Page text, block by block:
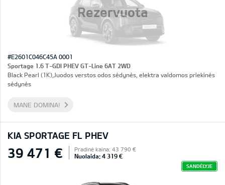
Rezervuota
#E2601C046C45A 0001
Sportage 1.6 T-GDI PHEV GT-Line 6AT 2WD
Black Pearl (1K),Juodos verstos odos sėdynės, elektra valdomos priekinės
sėdynės
MANE DOMINA!
KIA SPORTAGE FL PHEV
39 471 € Pradinė kaina: 43 790 €
Nuolaida: 4 319 €
SANDĖLYJE